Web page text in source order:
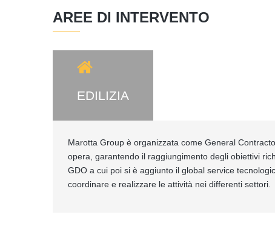
AREE DI INTERVENTO
EDILIZIA
Marotta Group è organizzata come General
opera, garantendo il raggiungimento degli obiettivi
GDO a cui poi si è aggiunto il global service
coordinare e realizzare le attività nei differenti settori.